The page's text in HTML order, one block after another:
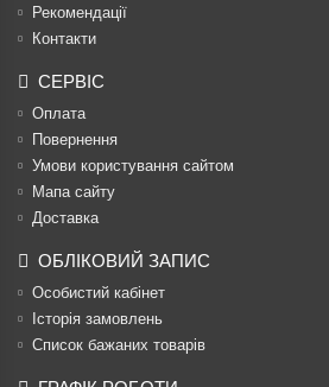
Рекомендації
Контакти
СЕРВІС
Оплата
Повернення
Умови користування сайтом
Мапа сайту
Доставка
ОБЛІКОВИЙ ЗАПИС
Особистий кабінет
Історія замовлень
Список бажаних товарів